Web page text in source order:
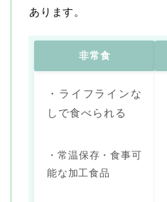
あります。
非常食
・ライフラインな
しで食べられる
・常温保存・食事可
能な加工食品